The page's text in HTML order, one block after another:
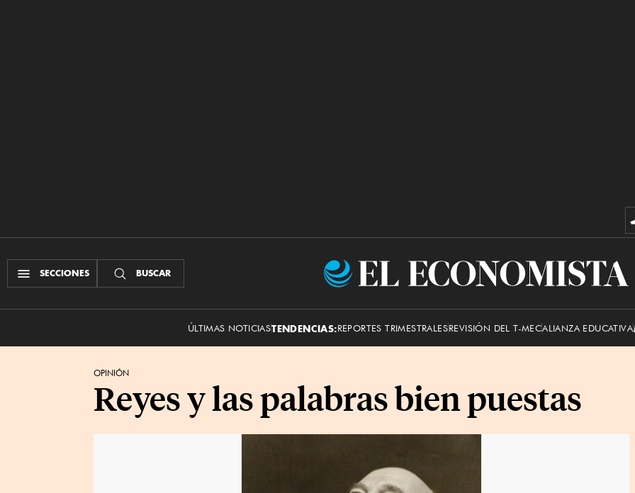
SECCIONES BUSCAR
El
ÚLTIMAS NOTICIASTENDENCIAS:REPORTES TRIMESTRALESREVISIÓN DEL T-MECALIANZA EDUCATIVA
OPINIÓN
Reyes y las palabras bien puestas